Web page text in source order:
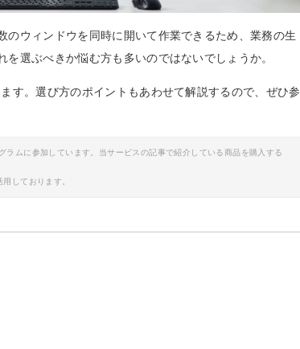
ウィンドウを同時に開いて作業できるため、業務の生
選ぶべきか悩む方も多いのではないでしょうか。
す。選び方のポイントもあわせて解説するので、ぜひ参
ムに参加しています。当サービスの記事で紹介している商品を購入する
しております。